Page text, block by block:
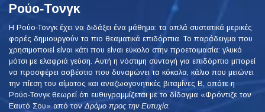
Ρούο‑Τονγκ
Η Ρούο‑Τονγκ έχει να διδάξει ένα μάθημα: τα απλά συστατικά μερικές
φορές δημιουργούν τα πιο θεαματικά επιδόρπια. Το παράδειγμα που
χρησιμοποιεί είναι κάτι που είναι εύκολο στην προετοιμασία: γλυκό
μότσι με ελαφριά γεύση. Αυτή η νόστιμη συνταγή για επιδόρπιο μπορεί
να προσφέρει ασβέστιο που δυναμώνει τα κόκαλα, κάλιο που μειώνει
την πίεση του αίματος και αναζωογονητικές βιταμίνες Β, οπότε η
Ρούο‑Τονγκ θεωρεί ότι ευθυγραμμίζεται με το δίδαγμα «Φρόντιζε τον
Εαυτό Σου» από τονΔρόμο προς την Ευτυχία.